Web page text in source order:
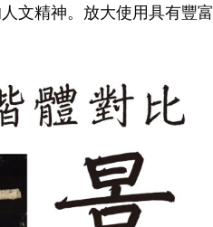
文精神。放大使用具有豐富